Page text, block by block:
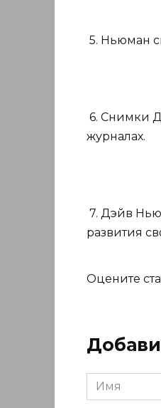
5. Ньюман
6. Снимки
журналах.
7. Дэйв
развития
Оцените
Имя
*